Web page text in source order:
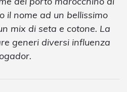
il nome ad un bellissimo
mix di seta e cotone. La
generi diversi influenza